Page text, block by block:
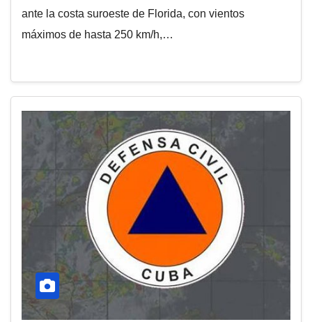
ante la costa suroeste de Florida, con vientos
máximos de hasta 250 km/h,…